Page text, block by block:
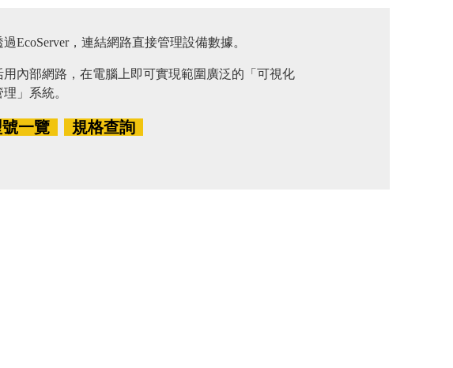
過EcoServer，連結網路直接管理設備數據。
用內部網路，在電腦上即可實現範圍廣泛的「可視化
理」系統。
一覽 規格查詢